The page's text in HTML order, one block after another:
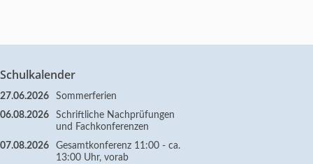
Schulkalender
27.06.2026
Sommerferien
06.08.2026
Schriftliche Nachprüfungen
und Fachkonferenzen
07.08.2026
Gesamtkonferenz 11:00 - ca.
13:00 Uhr, vorab